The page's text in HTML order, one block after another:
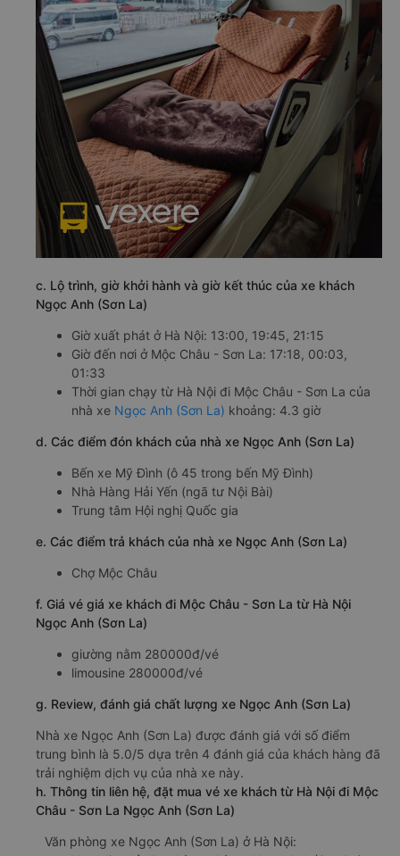
c. Lộ trình, giờ khởi hành và giờ kết thúc của xe khách
Ngọc Anh (Sơn La)
Giờ xuất phát ở Hà Nội: 13:00, 19:45, 21:15
Giờ đến nơi ở Mộc Châu - Sơn La: 17:18, 00:03,
01:33
Thời gian chạy từ Hà Nội đi Mộc Châu - Sơn La của
nhà xe Ngọc Anh (Sơn La) khoảng: 4.3 giờ
d. Các điểm đón khách của nhà xe Ngọc Anh (Sơn La)
Bến xe Mỹ Đình (ô 45 trong bến Mỹ Đình)
Nhà Hàng Hải Yến (ngã tư Nội Bài)
Trung tâm Hội nghị Quốc gia
e. Các điểm trả khách của nhà xe Ngọc Anh (Sơn La)
Chợ Mộc Châu
f. Giá vé giá xe khách đi Mộc Châu - Sơn La từ Hà Nội
Ngọc Anh (Sơn La)
giường nằm 280000đ/vé
limousine 280000đ/vé
g. Review, đánh giá chất lượng xe Ngọc Anh (Sơn La)
Nhà xe Ngọc Anh (Sơn La) được đánh giá với số điểm
trung bình là 5.0/5 dựa trên 4 đánh giá của khách hàng đã
trải nghiệm dịch vụ của nhà xe này.
h. Thông tin liên hệ, đặt mua vé xe khách từ Hà Nội đi Mộc
Châu - Sơn La Ngọc Anh (Sơn La)
Văn phòng xe Ngọc Anh (Sơn La) ở Hà Nội: